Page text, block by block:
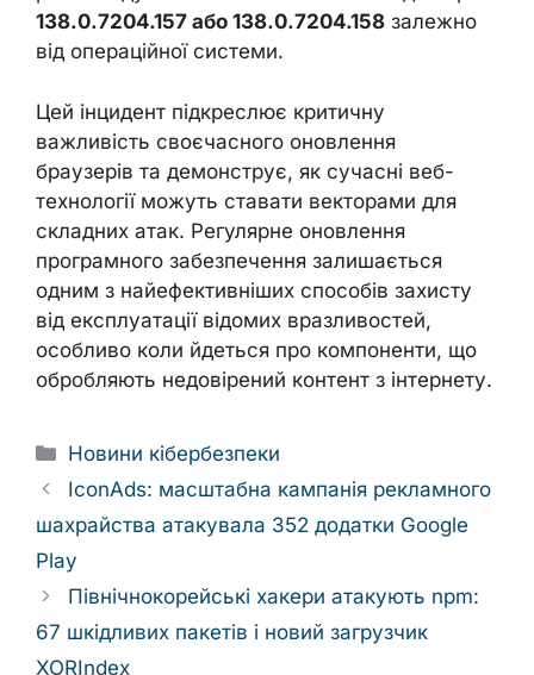
138.0.7204.157 або 138.0.7204.158 залежно
від операційної системи.
Цей інцидент підкреслює критичну
важливість своєчасного оновлення
браузерів та демонструє, як сучасні веб-
технології можуть ставати векторами для
складних атак. Регулярне оновлення
програмного забезпечення залишається
одним з найефективніших способів захисту
від експлуатації відомих вразливостей,
особливо коли йдеться про компоненти, що
обробляють недовірений контент з інтернету.
Categories
Новини кібербезпеки
IconAds: масштабна кампанія рекламного
шахрайства атакувала 352 додатки Google
Play
Північнокорейські хакери атакують npm:
67 шкідливих пакетів і новий загрузчик
XORIndex